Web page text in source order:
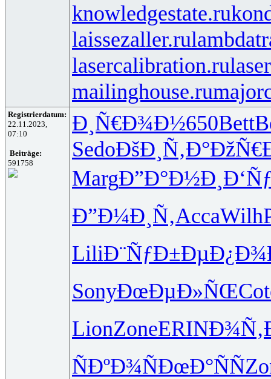
knowledgestate.ru
laissezaller.ru
lasercalibration.ru
mailinghouse.ru
Registrierdatum:
22.11.2023,
07:10
Beiträge:
591758
Ð¸Ñ€Ð¾Ð½650Bett
SedoÐšÐ¸Ñ‚Ð°
MargÐ”Ð°Ð½Ð¸
Ð”Ð¼Ð¸Ñ‚AccaWilh
LiliÐ¨ÑƒÐ±Ðµ
SonyÐœÐµÐ»ÑŒ
LionZoneERIN
ÑÐºÐ¾ÑÐœÐ°ÑÑ